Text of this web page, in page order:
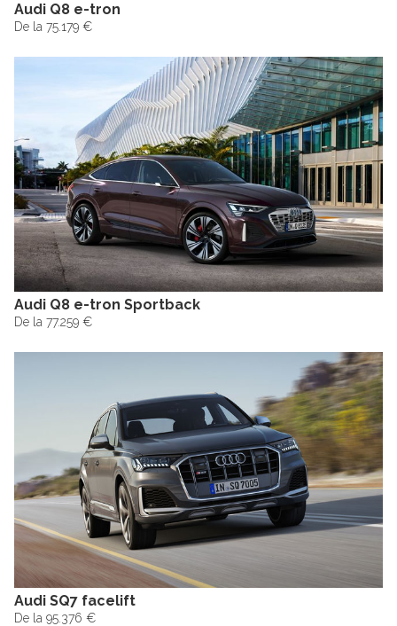
Audi Q8 e-tron
De la 75.179 €
Audi Q8 e-tron Sportback
De la 77.259 €
Audi SQ7 facelift
De la 95.376 €